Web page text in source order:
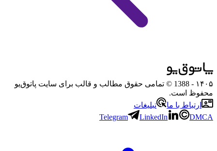
۱۴۰۵
- 1388 © تمامی حقوق مطالب و قالب برای سایت پاتوق‌یو
محفوظ است.
ارتباط با ما
تبلیغات
Telegram
LinkedIn DMCA